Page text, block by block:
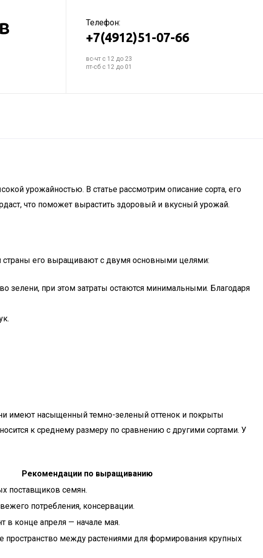
Телефон:
+7(4912)51-07-66
вс-чт с 12 до 23
пт-сб с 12 до 01
урожайностью. В статье рассмотрим описание сорта, его
что поможет вырастить здоровый и вкусный урожай.
страны его выращивают с двумя основными целями:
зелени, при этом затраты остаются минимальными. Благодаря
имеют насыщенный темно-зеленый оттенок и покрыты
к среднему размеру по сравнению с другими сортами. У
Рекомендации по выращиванию
поставщиков семян.
потребления, консервации.
в конце апреля — начале мая.
пространство между растениями для формирования крупных